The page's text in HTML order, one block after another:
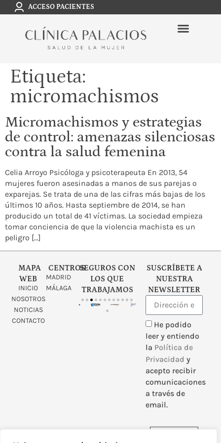
ACCESO PACIENTES
Etiqueta:
micromachismos
Micromachismos y estrategias
de control: amenazas silenciosas
contra la salud femenina
Celia Arroyo Psicóloga y psicoterapeuta En 2013, 54
mujeres fueron asesinadas a manos de sus parejas o
exparejas. Se trata de una de las cifras más bajas de los
últimos 10 años. Hasta septiembre de 2014, se han
producido un total de 41 víctimas. La sociedad empieza
tomar conciencia de que la violencia machista es un
peligro […]
MAPA
WEB
INICIO
NOSOTROS
NOTICIAS
CONTACTO
CENTROS
MADRID
MÁLAGA
SEGUROS CON
LOS QUE
TRABAJAMOS
SUSCRÍBETE A
NUESTRA
NEWSLETTER
He podido
leer y entiendo
la Política de
Privacidad y
acepto recibir
comunicaciones
a través de
email.